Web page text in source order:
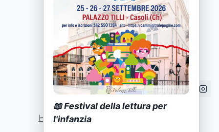
📖 Festival della lettura per
l'infanzia
Home|Attività